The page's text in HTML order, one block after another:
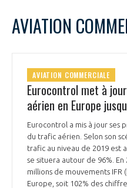
PRÉSENTATION
NOTRE VISION
NOS MISSIONS
NOTRE HISTOIRE
ORGANISATION
LE CONSEIL DU GIFAS
L’ÉQUIPE DU GIFAS
FONCTIONNEMENT
GEADS
ACCOMPAGNEMENT DE
L
M
1
7
8
14
15
21
29
AVIATION
AVIATION COMMERCIALE
Eurocontrol met à
aérien en Europe
Eurocontrol a mis à jour ses
du trafic aérien. Selon son
trafic au niveau de 2019 est
se situera autour de 96%.
millions de mouvements IFR
Europe, soit 102% des
Rejoignez une filière